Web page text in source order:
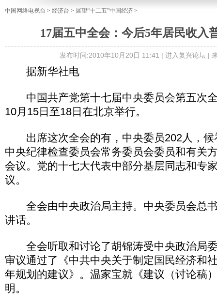
中国网络电视台 > 经济台 > 展望“十二五”中国经济 >
17届五中全会：今后5年居民收入
发布时间:2010年10月20日 11:41 | 进入复兴论坛|
据新华社电
中国共产党第十七届中央委员会第五次
10月15日至18日在北京举行。
出席这次全会的有，中央委员202人，候
中央纪律检查委员会常务委员会委员和有关
会议。党的十七大代表中部分基层同志和专
议。
全会由中央政治局主持。中央委员会总
讲话。
全会听取和讨论了胡锦涛受中央政治局
审议通过了《中共中央关于制定国民经济和
年规划的建议》。温家宝就《建议（讨论稿
明。